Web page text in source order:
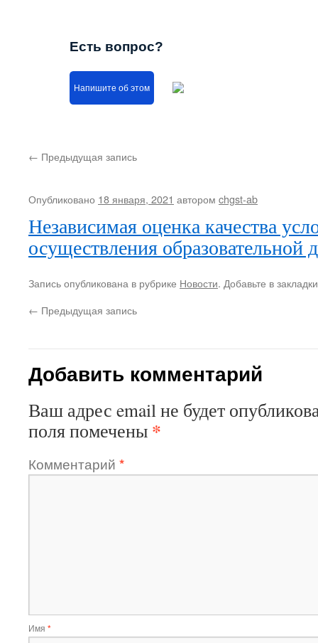
Есть вопрос?
Напишите об этом
← Предыдущая запись
Опубликовано 18 января, 2021 автором chgst-ab
Независимая оценка качества
осуществления образовательной
Запись опубликована в рубрике Новости. Добавьте в
← Предыдущая запись
Добавить комментарий
Ваш адрес email не будет
поля помечены *
Комментарий *
Имя *